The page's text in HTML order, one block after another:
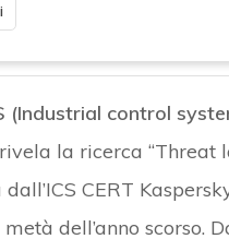
(Industrial control
la ricerca “Threat
CERT
dell’anno scorso.